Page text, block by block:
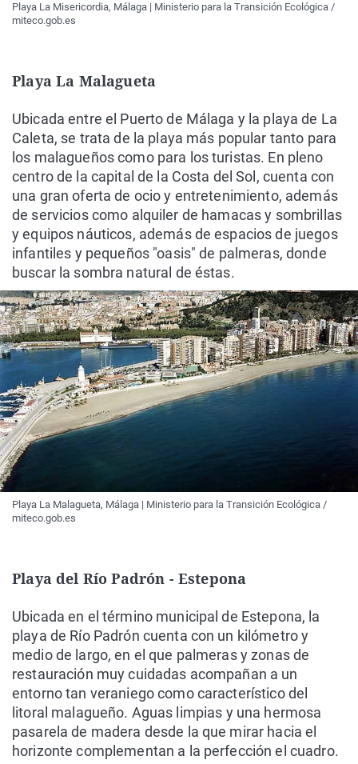
Playa La Misericordia, Málaga | Ministerio para la Transición Ecológica /
miteco.gob.es
Playa La Malagueta
Ubicada entre el Puerto de Málaga y la playa de La
Caleta, se trata de la playa más popular tanto para
los malagueños como para los turistas. En pleno
centro de la capital de la Costa del Sol, cuenta con
una gran oferta de ocio y entretenimiento, además
de servicios como alquiler de hamacas y sombrillas
y equipos náuticos, además de espacios de juegos
infantiles y pequeños "oasis" de palmeras, donde
buscar la sombra natural de éstas.
Playa La Malagueta, Málaga | Ministerio para la Transición Ecológica /
miteco.gob.es
Playa del Río Padrón - Estepona
Ubicada en el término municipal de Estepona, la
playa de Río Padrón cuenta con un kilómetro y
medio de largo, en el que palmeras y zonas de
restauración muy cuidadas acompañan a un
entorno tan veraniego como característico del
litoral malagueño. Aguas limpias y una hermosa
pasarela de madera desde la que mirar hacia el
horizonte complementan a la perfección el cuadro.